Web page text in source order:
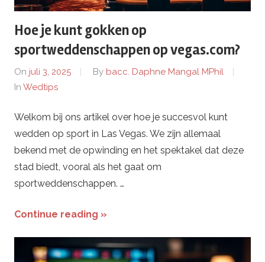
c
o
m
W
e
d
t
i
Hoe je kunt gokken op
sportweddenschappen op vegas.com?
On juli 3, 2025 By bacc. Daphne Mangal MPhil
In Wedtips
Welkom bij ons artikel over hoe je succesvol kunt
wedden op sport in Las Vegas. We zijn allemaal
bekend met de opwinding en het spektakel dat deze
stad biedt, vooral als het gaat om
sportweddenschappen. …
Continue reading »